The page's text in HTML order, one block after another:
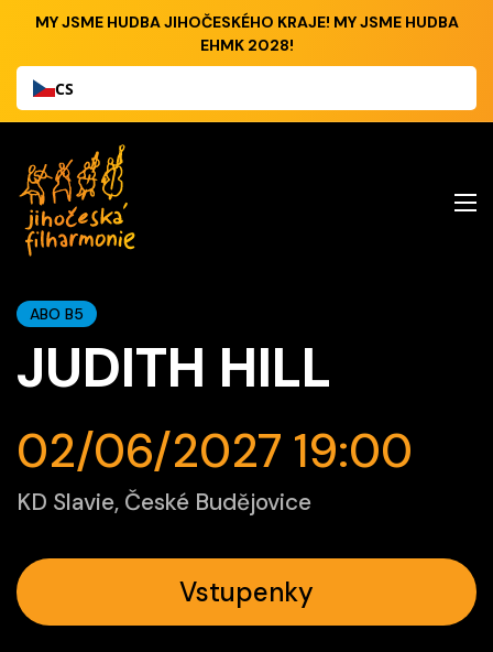
MY JSME HUDBA JIHOČESKÉHO KRAJE! MY JSME HUDBA
EHMK 2028!
CS
ABO B5
JUDITH HILL
02/06/2027 19:00
KD Slavie, České Budějovice
Vstupenky